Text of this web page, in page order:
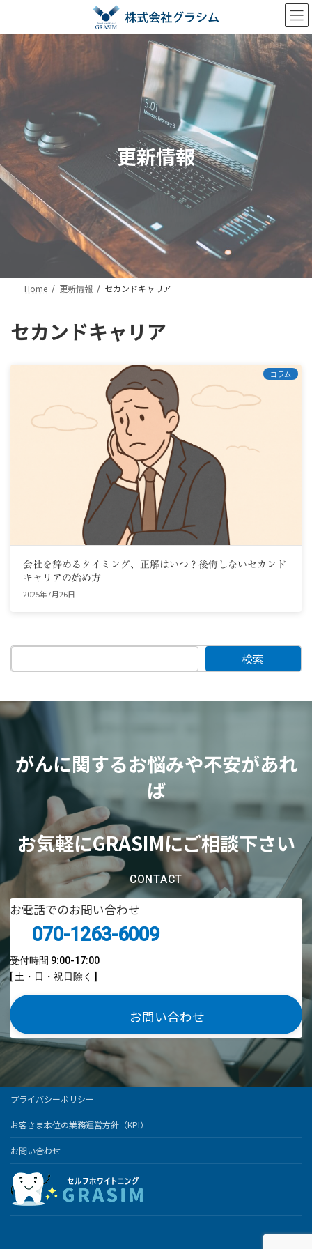
テ
ン
ツ
へ
ス
ゲ
ー
シ
ョ
ン
更新情報
Home 更新情報 セカンドキャリア
セカンドキャリア
コラム
会社を辞めるタイミング、正解はいつ？後悔しないセカンド
キャリアの始め方
2025年7月26日
検索
がんに関するお悩みや不安があれ
ば
お気軽にGRASIMにご相談下さい
CONTACT
お電話でのお問い合わせ
070-1263-6009
受付時間 9:00-17:00
[ 土・日・祝日除く ]
お問い合わせ
プライバシーポリシー
お客さま本位の業務運営方針（KPI）
お問い合わせ